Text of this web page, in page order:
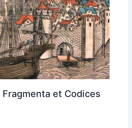
Fragmenta et Codices